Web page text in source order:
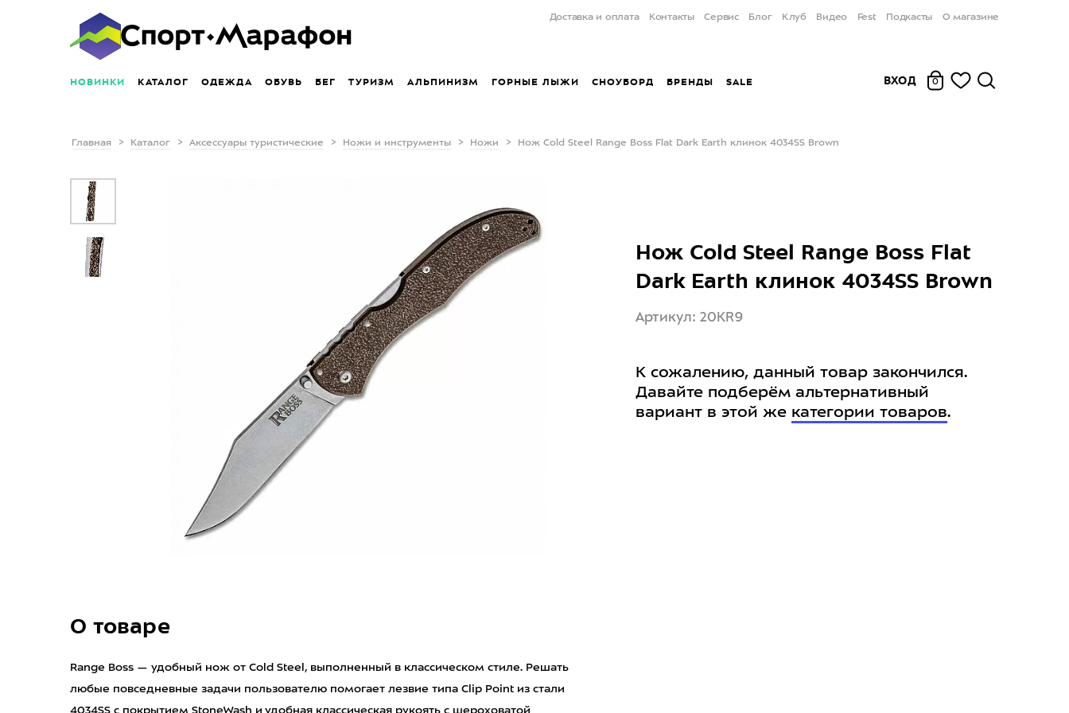
Доставка и оплата Контакты Сервис Блог Клуб Видео Fest Подкасты О магазине
НОВИНКИ КАТАЛОГ ОДЕЖДА ОБУВЬ БЕГ ТУРИЗМ АЛЬПИНИЗМ ГОРНЫЕ ЛЫЖИ СНОУБОРД БРЕНДЫ SALE ВХОД 0
Главная Каталог Аксессуары туристические Ножи и инструменты Ножи Нож Cold Steel Range Boss Flat Dark Earth клинок 4034SS Brown
О товаре
Range Boss — удобный нож от Cold Steel, выполненный в классическом стиле. Решать
любые повседневные задачи пользователю помогает лезвие типа Clip Point из стали
4034SS с покрытием StoneWash и удобная классическая рукоять с шероховатой
Нож Cold Steel Range Boss Flat
Dark Earth клинок 4034SS Brown
Артикул: 20KR9
К сожалению, данный товар закончился.
Давайте подберём альтернативный
вариант в этой же категории товаров.